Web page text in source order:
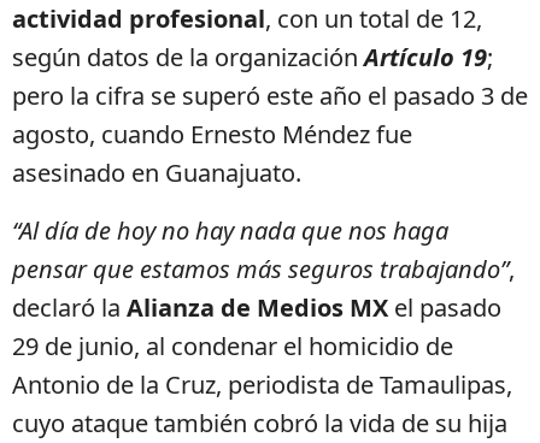
actividad profesional, con un total de 12,
según datos de la organizaciónArtículo 19;
pero la cifra se superó este año el pasado 3 de
agosto, cuando Ernesto Méndez fue
asesinado en Guanajuato.
“Al día de hoy no hay nada que nos haga
pensar que estamos más seguros trabajando”,
declaró la Alianza de Medios MX el pasado
29 de junio, al condenar el homicidio de
Antonio de la Cruz, periodista de Tamaulipas,
cuyo ataque también cobró la vida de su hija